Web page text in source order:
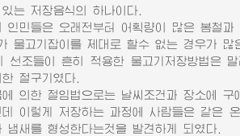
는 저장음식의 하나이다.
민들은 오래전부터 어획량이 많은 봄철과
물고기잡이를 제대로 할수 없는 경우가 많
조들이 흔히 적용한 물고기저장방법은 말
절구기였다.
의한 절임법으로는 날씨조건과 장소에 구
이렇게 저장하는 과정에 사람들은 같은 온
냄새를 형성한다는것을 발견하게 되였다.